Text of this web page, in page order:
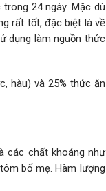
24 ngày. Mặc dù
rất tốt, đặc biệt là về
dụng làm nguồn thức
hàu) và 25% thức ăn
các chất khoáng như
bố mẹ. Hàm lượng